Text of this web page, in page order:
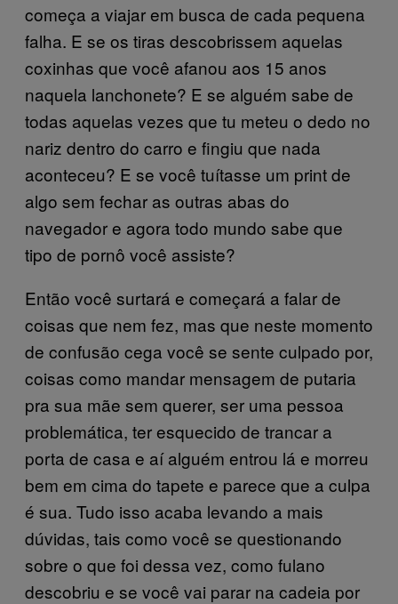
começa a viajar em busca de cada pequena
falha. E se os tiras descobrissem aquelas
coxinhas que você afanou aos 15 anos
naquela lanchonete? E se alguém sabe de
todas aquelas vezes que tu meteu o dedo no
nariz dentro do carro e fingiu que nada
aconteceu? E se você tuítasse um print de
algo sem fechar as outras abas do
navegador e agora todo mundo sabe que
tipo de pornô você assiste?
Então você surtará e começará a falar de
coisas que nem fez, mas que neste momento
de confusão cega você se sente culpado por,
coisas como mandar mensagem de putaria
pra sua mãe sem querer, ser uma pessoa
problemática, ter esquecido de trancar a
porta de casa e aí alguém entrou lá e morreu
bem em cima do tapete e parece que a culpa
é sua. Tudo isso acaba levando a mais
dúvidas, tais como você se questionando
sobre o que foi dessa vez, como fulano
descobriu e se você vai parar na cadeia por